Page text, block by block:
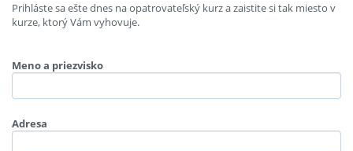
Prihláste sa ešte dnes na opatrovateľský kurz a zaistite si tak miesto v
kurze, ktorý Vám vyhovuje.
Meno a priezvisko
Adresa